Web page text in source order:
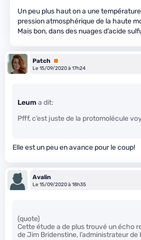
Un peu plus haut on a une
pression atmosphérique de la haute
Mais bon, dans des nuages d’acide
Patch Premium
Le 15/09/2020 à 17h24
Leum a dit:
Pfff, c’est juste de la protomolécule
Elle est un peu en avance pour le coup!
Avalin
Le 15/09/2020 à 18h35
(quote)
Cette étude a de plus trouvé un écho
de Jim Bridenstine, l’administrateur de